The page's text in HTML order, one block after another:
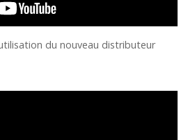
du nouveau distributeur